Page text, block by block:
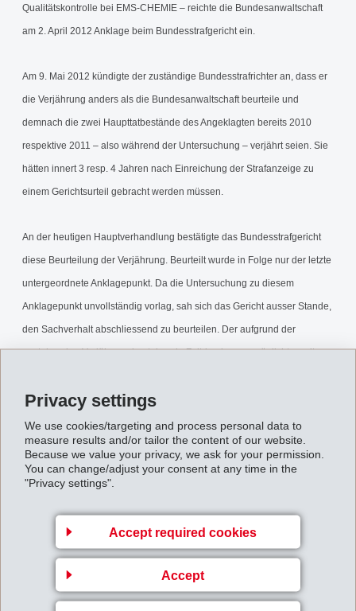
Privacy settings
We use cookies/targeting and process personal data to
measure results and/or tailor the content of our website.
Because we value your privacy, we ask for your permission.
You can change/adjust your consent at any time in the
"Privacy settings".
Accept required cookies
Accept
Qualitätskontrolle bei EMS-CHEMIE – reichte die Bundesanwaltschaft
am 2. April 2012 Anklage beim Bundesstrafgericht ein.
Am 9. Mai 2012 kündigte der zuständige Bundesstrafrichter an, dass er
die Verjährung anders als die Bundesanwaltschaft beurteile und
demnach die zwei Haupttatbestände des Angeklagten bereits 2010
respektive 2011 – also während der Untersuchung – verjährt seien. Sie
hätten innert 3 resp. 4 Jahren nach Einreichung der Strafanzeige zu
einem Gerichtsurteil gebracht werden müssen.
An der heutigen Hauptverhandlung bestätigte das Bundesstrafgericht
diese Beurteilung der Verjährung. Beurteilt wurde in Folge nur der letzte
untergeordnete Anklagepunkt. Da die Untersuchung zu diesem
Anklagepunkt unvollständig vorlag, sah sich das Gericht ausser Stande,
den Sachverhalt abschliessend zu beurteilen. Der aufgrund der
anstehenden Verjährung bestehende Zeitdruck verunmöglichte weitere
Entscheid über die Kosten- und Entschädigungsforderungen wurde
vertagt.
Das Bundesstrafgericht ordnete zudem an, die beschlagnahmten
Fabrikations- und Geschäftsgeheimnisse zu vernichten und hob das
bisher gewährte Einsichtsrecht auf.
Das gesamte Verfahren des eidgenössischen Untersuchungsrichters
und der Bundesanwaltschaft war von unnötiger Verschleppung,
gravierenden Führungs- und Organisationsmängel und einer falschen